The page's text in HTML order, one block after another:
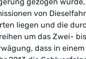
von
liegen und die
um das Zwei-
dass in